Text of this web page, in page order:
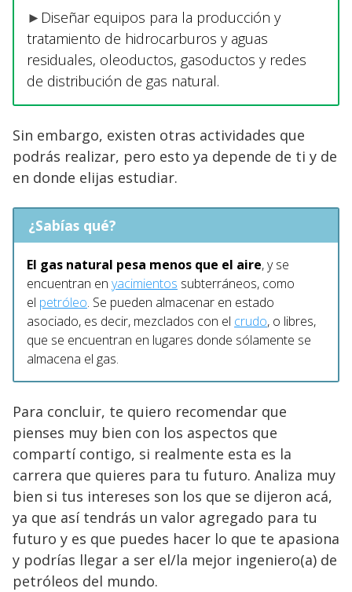
► Diseñar equipos para la producción y
tratamiento de hidrocarburos y aguas
residuales, oleoductos, gasoductos y redes
de distribución de gas natural.
Sin embargo, existen otras actividades que
podrás realizar, pero esto ya depende de ti y de
en donde elijas estudiar.
¿Sabías qué?
El gas natural pesa menos que el aire, y se
encuentran en yacimientos subterráneos, como
el petróleo. Se pueden almacenar en estado
asociado, es decir, mezclados con el crudo, o libres,
que se encuentran en lugares donde sólamente se
almacena el gas.
Para concluir, te quiero recomendar que
pienses muy bien con los aspectos que
compartí contigo, si realmente esta es la
carrera que quieres para tu futuro. Analiza muy
bien si tus intereses son los que se dijeron acá,
ya que así tendrás un valor agregado para tu
futuro y es que puedes hacer lo que te apasiona
y podrías llegar a ser el/la mejor ingeniero(a) de
petróleos del mundo.